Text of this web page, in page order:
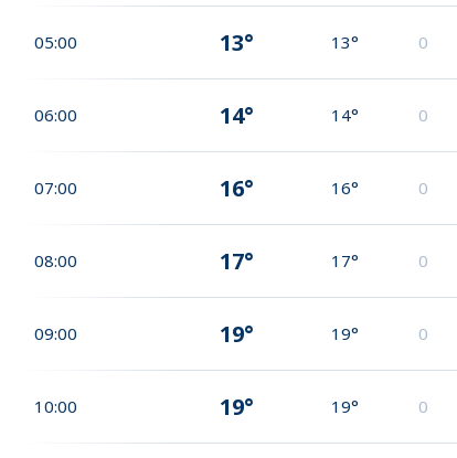
05:00 13° 13° 0
06:00 14° 14° 0
07:00 16° 16° 0
08:00 17° 17° 0
09:00 19° 19° 0
10:00 19° 19° 0